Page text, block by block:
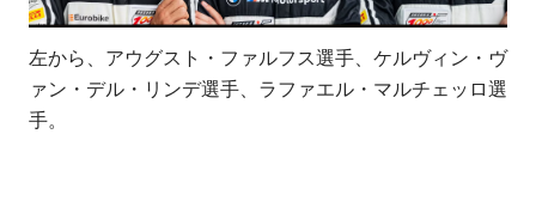
左から、アウグスト・ファルフス選手、ケルヴィン・ヴ
ァン・デル・リンデ選手、ラファエル・マルチェッロ選
手。